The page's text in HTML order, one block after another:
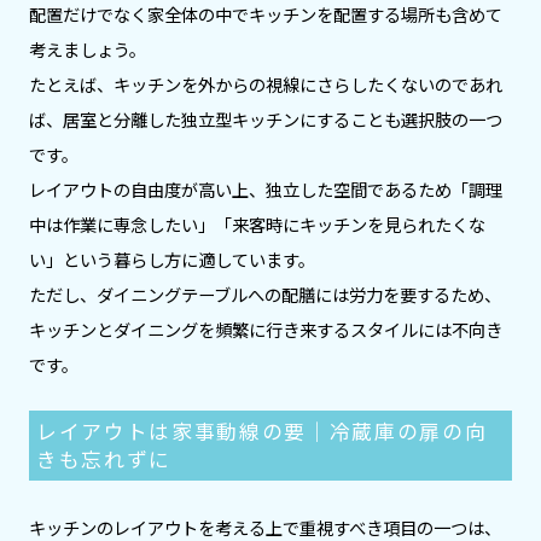
配置だけでなく家全体の中でキッチンを配置する場所も含めて
考えましょう。
たとえば、キッチンを外からの視線にさらしたくないのであれ
ば、居室と分離した独立型キッチンにすることも選択肢の一つ
です。
レイアウトの自由度が高い上、独立した空間であるため「調理
中は作業に専念したい」「来客時にキッチンを見られたくな
い」という暮らし方に適しています。
ただし、ダイニングテーブルへの配膳には労力を要するため、
キッチンとダイニングを頻繁に行き来するスタイルには不向き
です。
レイアウトは家事動線の要｜冷蔵庫の扉の向
きも忘れずに
キッチンのレイアウトを考える上で重視すべき項目の一つは、